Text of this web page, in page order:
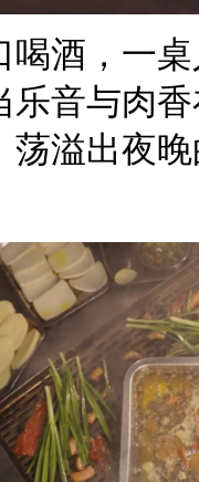
喝酒，一
乐音与肉
荡溢出夜